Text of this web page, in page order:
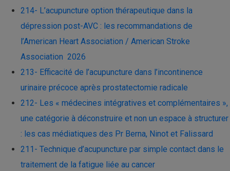
214- L’acupuncture option thérapeutique dans la
dépression post-AVC : les recommandations de
l’American Heart Association / American Stroke
Association 2026
213- Efficacité de l’acupuncture dans l’incontinence
urinaire précoce après prostatectomie radicale
212- Les « médecines intégratives et complémentaires »,
une catégorie à déconstruire et non un espace à structurer
: les cas médiatiques des Pr Berna, Ninot et Falissard
211- Technique d’acupuncture par simple contact dans le
traitement de la fatigue liée au cancer